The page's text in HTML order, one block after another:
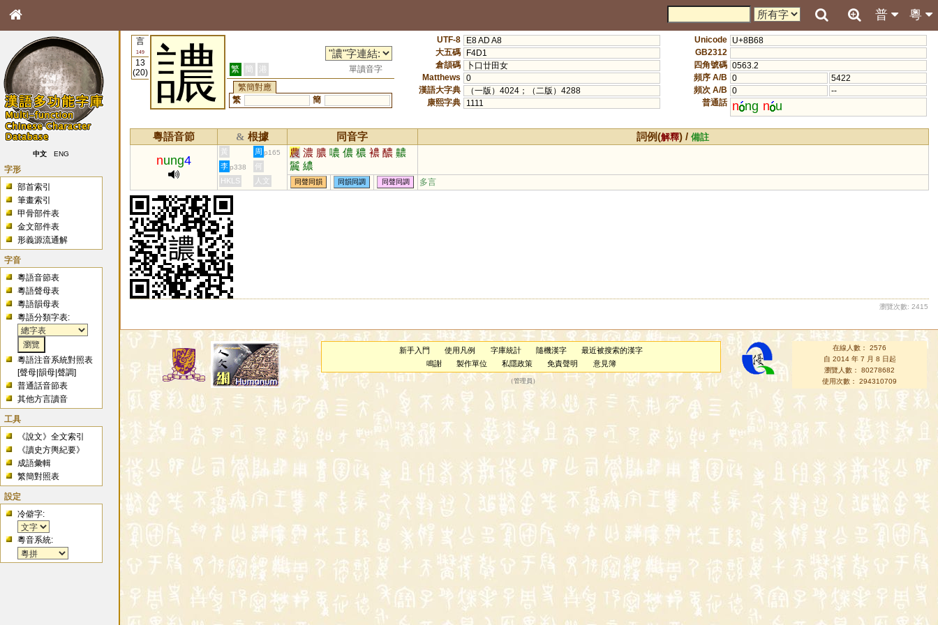
粵
普
中文 ENG
字形
部首索引
筆畫索引
甲骨部件表
金文部件表
形義源流通解
字音
粵語音節表
粵語聲母表
粵語韻母表
粵語分類字表:
粵語注音系統對照表
[聲母 |韻母 |聲調]
普通話音節表
其他方言讀音
工具
《說文》全文索引
《讀史方輿紀要》
成語彙輯
繁簡對照表
設定
冷僻字:
粵音系統:
言
149
13
(20)
譨 繁 簡 港
單讀音字
繁簡對應
繁
簡
UTF-8
E8 AD A8
大五碼
F4D1
倉頡碼
卜口廿田女
Matthews
0
漢語大字典
（一版）4024；（二版）4288
康熙字典
1111
Unicode U+8B68
GB2312
四角號碼 0563.2
頻序 A/B 0
5422
頻次 A/B 0
--
普通話 n ng n u
粵語音節 & 根據 同音字 詞例(解釋) /備註
nung4
黃 周 p165 農 濃 膿 噥 儂 穠 襛 醲 齈
鬞 繷
李 p338
何
HKLS
人文 同聲同韻 同韻同調 同聲同調 多言
瀏覽次數: 2415
新手入門 使用凡例 字庫統計 隨機漢字
最近被搜索的漢字
鳴謝
製作單位 私隱政策 免責聲明 意見簿
（管理員 ）
在線人數： 2576
自 2014 年 7 月 8 日起
瀏覽人數： 80278682
使用次數： 294310709